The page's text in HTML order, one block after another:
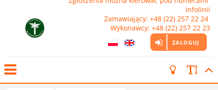
infolinii
Zamawiający: +48 (22) 257 22 24
Wykonawcy: +48 (22) 257 22 23
ZALOGUJ